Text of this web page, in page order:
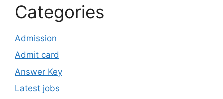
Categories
Admission
Admit card
Answer Key
Latest jobs